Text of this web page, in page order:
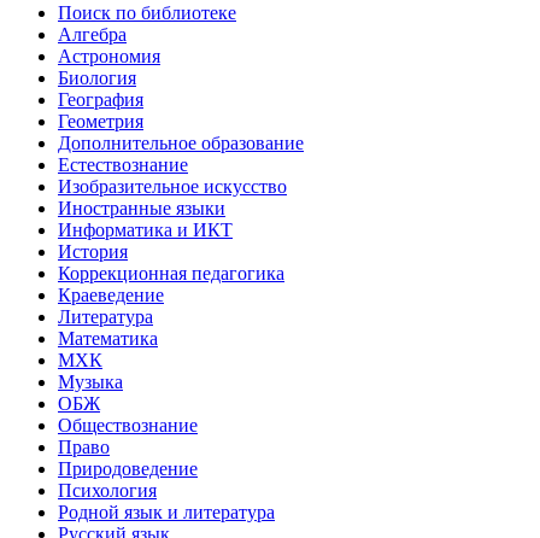
Поиск по библиотеке
Алгебра
Астрономия
Биология
География
Геометрия
Дополнительное образование
Естествознание
Изобразительное искусство
Иностранные языки
Информатика и ИКТ
История
Коррекционная педагогика
Краеведение
Литература
Математика
МХК
Музыка
ОБЖ
Обществознание
Право
Природоведение
Психология
Родной язык и литература
Русский язык